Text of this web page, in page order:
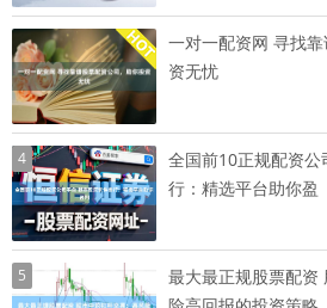
一对一配资网 寻找
资无忧
4
全国前10正规配资
行：精选平台助你盈
5
最大最正规股票配资